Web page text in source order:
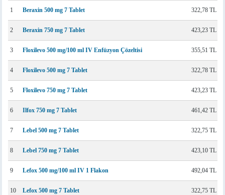
1 Beraxin 500 mg 7 Tablet 322,78 TL
2 Beraxin 750 mg 7 Tablet 423,23 TL
3 Floxilevo 500 mg/100 ml IV Enfüzyon Çözeltisi 355,51 TL
4 Floxilevo 500 mg 7 Tablet 322,78 TL
5 Floxilevo 750 mg 7 Tablet 423,23 TL
6 Ilfox 750 mg 7 Tablet 461,42 TL
7 Lebel 500 mg 7 Tablet 322,75 TL
8 Lebel 750 mg 7 Tablet 423,10 TL
9 Lefox 500 mg/100 ml IV 1 Flakon 492,04 TL
10 Lefox 500 mg 7 Tablet 322,75 TL